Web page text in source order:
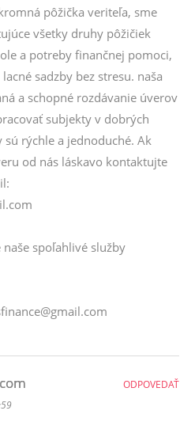
pôžička veriteľa, sme
všetky druhy pôžičiek
a potreby finančnej pomoci,
sadzby bez stresu. naša
a schopné rozdávanie úverov
subjekty v dobrých
sú rýchle a jednoduché. Ak
od nás láskavo kontaktujte
spoľahlivé služby
ODPOVEDAŤ